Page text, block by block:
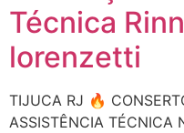
Técnica
lorenzetti
TIJUCA RJ 🔥
ASSISTÊNCIA